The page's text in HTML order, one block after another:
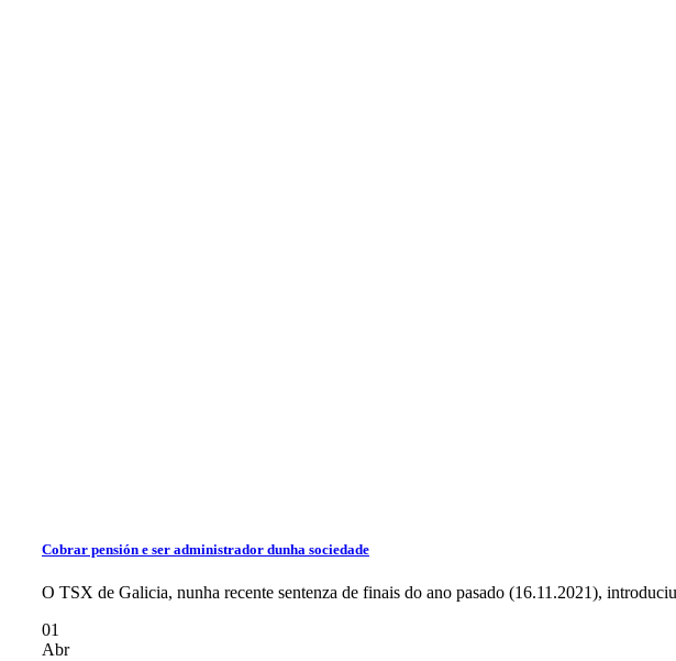
Cobrar pensión e ser administrador dunha sociedade
O TSX de Galicia, nunha recente sentenza de finais do ano pasado (16.11.2021),
01
Abr